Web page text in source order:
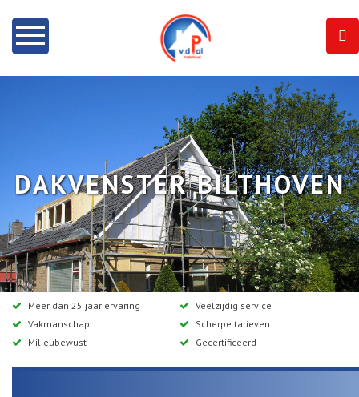
Home
Dakramen
Projecten
Contact
DAKVENSTER BILTHOVEN
Meer dan 25 jaar ervaring
Veelzijdig service
Vakmanschap
Scherpe tarieven
Milieubewust
Gecertificeerd